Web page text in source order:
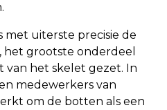
met uiterste precisie de
het grootste onderdeel
van het skelet gezet. In
medewerkers van
om de botten als een